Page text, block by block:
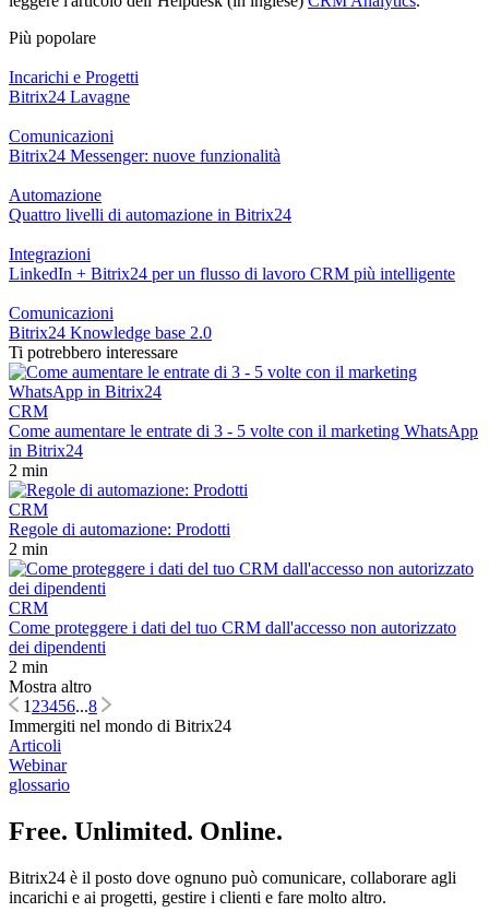
Più popolare
Incarichi e Progetti
Bitrix24 Lavagne
Comunicazioni
Bitrix24 Messenger: nuove funzionalità
Automazione
Quattro livelli di automazione in Bitrix24
Integrazioni
LinkedIn + Bitrix24 per un flusso di lavoro CRM più intelligente
Comunicazioni
Bitrix24 Knowledge base 2.0
Ti potrebbero interessare
CRM
Come aumentare le entrate di 3 - 5 volte con il marketing WhatsApp
in Bitrix24
2 min
CRM
Regole di automazione: Prodotti
2 min
CRM
Come proteggere i dati del tuo CRM dall'accesso non autorizzato
dei dipendenti
2 min
Mostra altro
123456...8
Immergiti nel mondo di Bitrix24
Articoli
Webinar
glossario
Free. Unlimited. Online.
Bitrix24 è il posto dove ognuno può comunicare, collaborare agli
incarichi e ai progetti, gestire i clienti e fare molto altro.